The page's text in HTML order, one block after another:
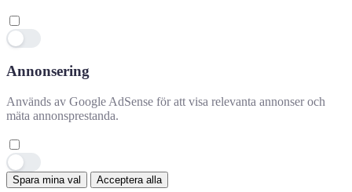
Hjälpte denna information dig?
✕
👍 Ja 👎 Nej
👍
Annonsering
Används av Google AdSense för att visa relevanta annonser och
mäta annonsprestanda.
Spara mina val Acceptera alla